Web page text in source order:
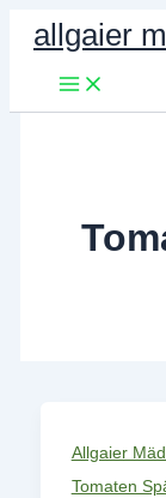
Zum
Inhalt
springen
allgaier
Allgaier
Tomaten